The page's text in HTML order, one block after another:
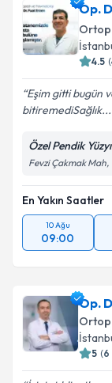
E-posta
Kişisel
Metni
Op.
4.5 (
Eşim gitti bugün
bitiremediSağlık...
Özel Pendik
Fevzi Çakmak Mah,
En Yakın Saatler
10 Ağu
09:00
Op.
5 (6